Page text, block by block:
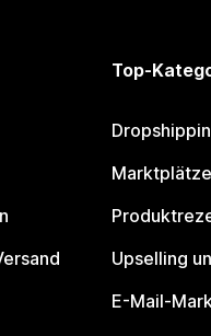
Top-
Marktplätze
Upselling
E-Mail-